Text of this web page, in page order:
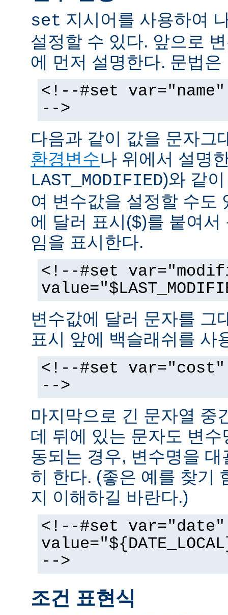
set 지시어를 사용하여
설정할 수 있다. 앞으로
에 먼저 설명한다. 문법은
<!--#set
-->
다음과 같이 값을 문자그
환경변수나 위에서 설명
LAST_MODIFIED)와 같
여 변수값을 설정할 수도
에 달러 표시($)를 붙여
임을 표시한다.
<!--#set
변수값에 달러 문자를 그
표시 앞에 백슬래쉬를 사
<!--#set var="cost"
-->
마지막으로 긴 문자열 중
데 뒤에 있는 문자도 변
동되는 경우, 변수명을
히 한다. (좋은 예를 찾기
지 이해하길 바란다.)
<!--#set var="date"
-->
조건 표현식